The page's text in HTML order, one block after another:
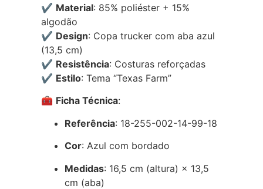
✔ Material: 85% poliéster + 15%
algodão
✔ Design: Copa trucker com aba azul
(13,5 cm)
✔ Resistência: Costuras reforçadas
✔ Estilo: Tema “Texas Farm”
🧰 Ficha Técnica:
Referência: 18-255-002-14-99-18
Cor: Azul com bordado
Medidas: 16,5 cm (altura) × 13,5
cm (aba)